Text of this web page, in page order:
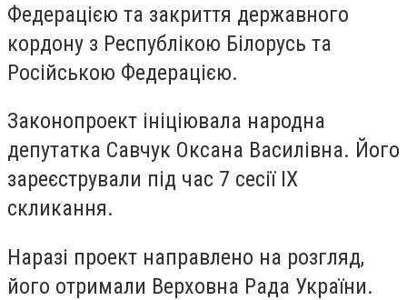
Федерацією та закриття державного
кордону з Республікою Білорусь та
Російською Федерацією.
Законопроект ініціювала народна
депутатка Савчук Оксана Василівна. Його
зареєстрували під час 7 сесії IX
скликання.
Наразі проект направлено на розгляд,
його отримали Верховна Рада України.